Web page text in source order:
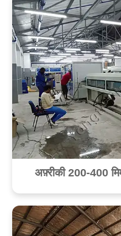
अफ़्रीकी 200-400